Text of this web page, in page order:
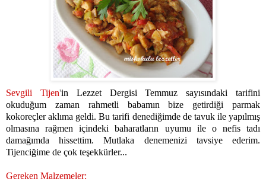
Sevgili Tijen'in Lezzet Dergisi Temmuz sayısındaki tarifini
okuduğum zaman rahmetli babamın bize getirdiği parmak
kokoreçler aklıma geldi. Bu tarifi denediğimde de tavuk ile yapılmış
olmasına rağmen içindeki baharatların uyumu ile o nefis tadı
damağımda hissettim. Mutlaka denemenizi tavsiye ederim.
Tijenciğime de çok teşekkürler...
Gereken Malzemeler: